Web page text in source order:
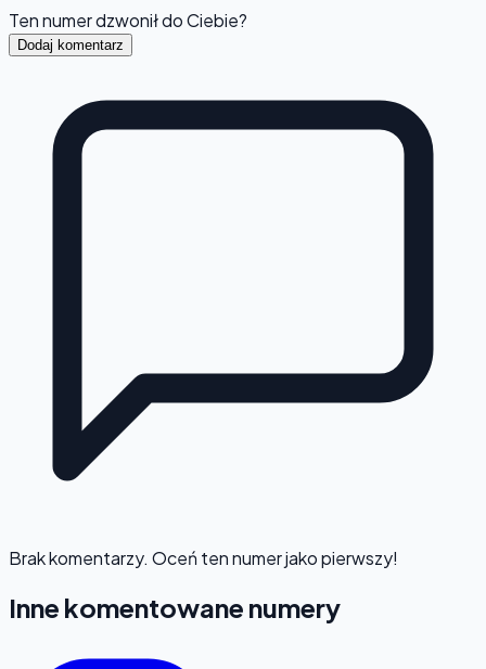
Ten numer dzwonił do Ciebie?
Dodaj komentarz
Brak komentarzy. Oceń ten numer jako pierwszy!
Inne komentowane numery